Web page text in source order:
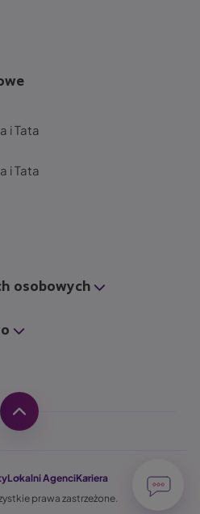
i Tata
i Tata
osobowych
prawa zastrzeżone.
Lokalni AgenciKariera